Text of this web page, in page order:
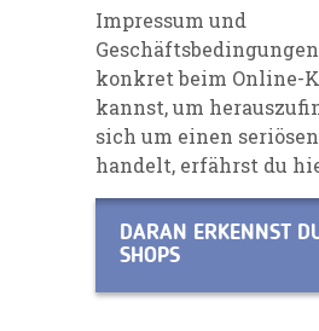
Impressum und
konkret beim Online-
kannst, um
sich um einen
handelt, erfährst du
DARAN ERKENNST
SHOPS